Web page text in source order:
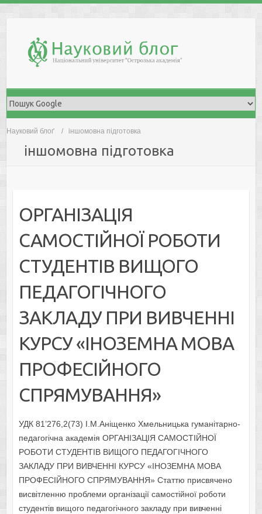
Науковий блоґ іншомовна підготовка
іншомовна підготовка
ОРГАНІЗАЦІЯ
САМОСТІЙНОЇ РОБОТИ
СТУДЕНТІВ ВИЩОГО
ПЕДАГОГІЧНОГО
ЗАКЛАДУ ПРИ ВИВЧЕННІ
КУРСУ «ІНОЗЕМНА МОВА
ПРОФЕСІЙНОГО
СПРЯМУВАННЯ»
УДК 81’276,2(73) І.М.Аніщенко Хмельницька гуманітарно-
педагогічна академія ОРГАНІЗАЦІЯ САМОСТІЙНОЇ
РОБОТИ СТУДЕНТІВ ВИЩОГО ПЕДАГОГІЧНОГО
ЗАКЛАДУ ПРИ ВИВЧЕННІ КУРСУ «ІНОЗЕМНА МОВА
ПРОФЕСІЙНОГО СПРЯМУВАННЯ» Статтю присвячено
висвітленню проблеми організації самостійної роботи
студентів вищого педагогічного закладу при вивченні